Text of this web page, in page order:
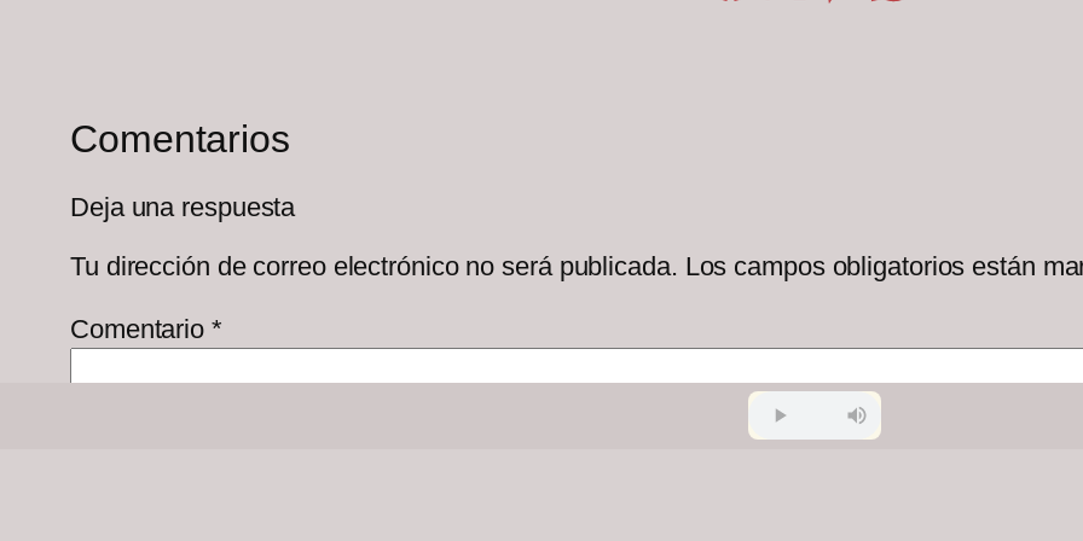
Comentarios
Deja una respuesta
Tu dirección de correo electrónico no será publicada. Los campos obligatorios están
Comentario *